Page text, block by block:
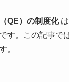
QE）の制度化は
す。この記事で
。